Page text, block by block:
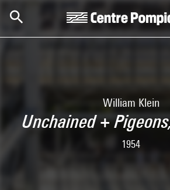
William Klein
Unchained +
1954